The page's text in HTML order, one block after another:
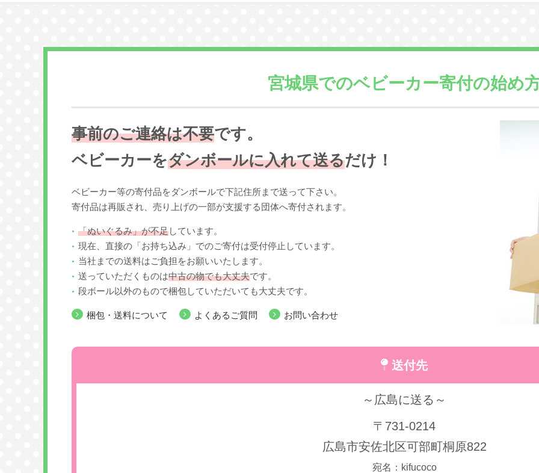
宮城県でのベビーカー寄付の始め
事前のご連絡は不要です。
ベビーカーをダンボールに入れて送るだけ！
ベビーカー等の寄付品をダンボールで下記住所まで送って下さい。
寄付品は再販され、売り上げの一部が支援する団体へ寄付されます。
「ぬいぐるみ」が不足しています。
現在、直接の「お持ち込み」でのご寄付は受付停止しています。
当社までの送料はご負担をお願いいたします。
送っていただくものは中古の物でも大丈夫です。
段ボール以外のもので梱包していただいても大丈夫です。
梱包・送料について よくあるご質問 お問い合わせ
送付先
～広島に送る～
〒731-0214
広島市安佐北区可部町桐原822
宛名：kifucoco